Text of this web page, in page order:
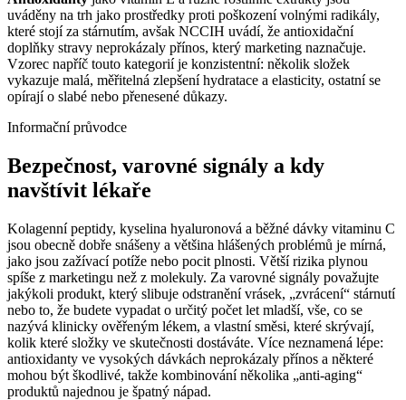
uváděny na trh jako prostředky proti poškození volnými radikály,
které stojí za stárnutím, avšak NCCIH uvádí, že antioxidační
doplňky stravy neprokázaly přínos, který marketing naznačuje.
Vzorec napříč touto kategorií je konzistentní: několik složek
vykazuje malá, měřitelná zlepšení hydratace a elasticity, ostatní se
opírají o slabé nebo přenesené důkazy.
Informační průvodce
Bezpečnost, varovné signály a kdy
navštívit lékaře
Kolagenní peptidy, kyselina hyaluronová a běžné dávky vitaminu C
jsou obecně dobře snášeny a většina hlášených problémů je mírná,
jako jsou zažívací potíže nebo pocit plnosti. Větší rizika plynou
spíše z marketingu než z molekuly. Za varovné signály považujte
jakýkoli produkt, který slibuje odstranění vrásek, „zvrácení“ stárnutí
nebo to, že budete vypadat o určitý počet let mladší, vše, co se
nazývá klinicky ověřeným lékem, a vlastní směsi, které skrývají,
kolik které složky ve skutečnosti dostáváte. Více neznamená lépe:
antioxidanty ve vysokých dávkách neprokázaly přínos a některé
mohou být škodlivé, takže kombinování několika „anti-aging“
produktů najednou je špatný nápad.